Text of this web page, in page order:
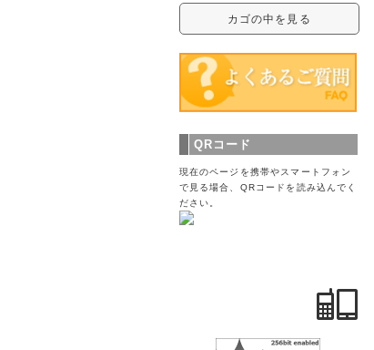
カゴの中を見る
QRコード
現在のページを携帯やスマートフォン
で見る場合、QRコードを読み込んでく
ださい。